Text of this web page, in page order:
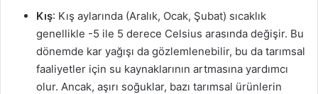
Kış: Kış aylarında (Aralık, Ocak, Şubat) sıcaklık
genellikle -5 ile 5 derece Celsius arasında değişir. Bu
dönemde kar yağışı da gözlemlenebilir, bu da tarımsal
faaliyetler için su kaynaklarının artmasına yardımcı
olur. Ancak, aşırı soğuklar, bazı tarımsal ürünlerin